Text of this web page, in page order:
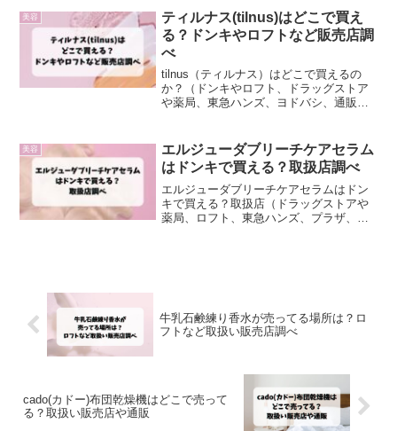
美容
ティルナス(tilnus)はどこで買え
る？ドンキやロフトなど販売店調
べ
tilnus（ティルナス）はどこで買えるの
か？（ドンキやロフト、ドラッグストア
や薬局、東急ハンズ、ヨドバシ、通販）
美容
エルジューダブリーチケアセラム
はドンキで買える？取扱店調べ
エルジューダブリーチケアセラムはドン
キで買える？取扱店（ドラッグストアや
薬局、ロフト、東急ハンズ、プラザ、イ
牛乳石鹸練り香水が売ってる場所は？ロ
フトなど取扱い販売店調べ
cado(カドー)布団乾燥機はどこで売って
る？取扱い販売店や通販